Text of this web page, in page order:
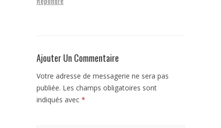
Ajouter Un Commentaire
Votre adresse de messagerie ne sera pas
publiée. Les champs obligatoires sont
indiqués avec *